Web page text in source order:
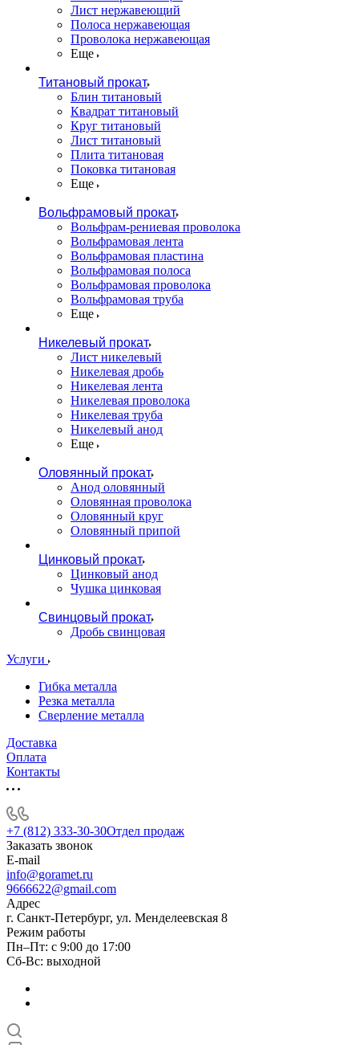
Лист нержавеющий
Полоса нержавеющая
Проволока нержавеющая
Еще
Титановый прокат
Блин титановый
Квадрат титановый
Круг титановый
Лист титановый
Плита титановая
Поковка титановая
Еще
Вольфрамовый прокат
Вольфрам-рениевая проволока
Вольфрамовая лента
Вольфрамовая пластина
Вольфрамовая полоса
Вольфрамовая проволока
Вольфрамовая труба
Еще
Никелевый прокат
Лист никелевый
Никелевая дробь
Никелевая лента
Никелевая проволока
Никелевая труба
Никелевый анод
Еще
Оловянный прокат
Анод оловянный
Оловянная проволока
Оловянный круг
Оловянный припой
Цинковый прокат
Цинковый анод
Чушка цинковая
Свинцовый прокат
Дробь свинцовая
Услуги
Гибка металла
Резка металла
Сверление металла
Доставка
Оплата
Контакты
+7 (812) 333-30-30Отдел продаж
Заказать звонок
E-mail
info@goramet.ru
9666622@gmail.com
Адрес
г. Санкт-Петербург, ул. Менделеевская 8
Режим работы
Пн–Пт: с 9:00 до 17:00
Сб-Вс: выходной